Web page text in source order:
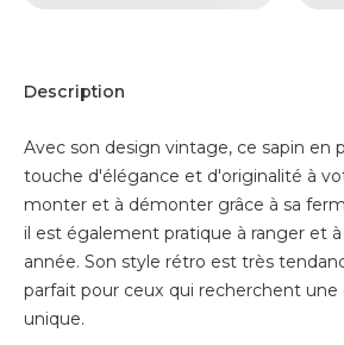
Description
Avec son design vintage, ce sapin en
touche d'élégance et d'originalité à
monter et à démonter grâce à sa
il est également pratique à ranger et
année. Son style rétro est très
parfait pour ceux qui recherchent une
unique.